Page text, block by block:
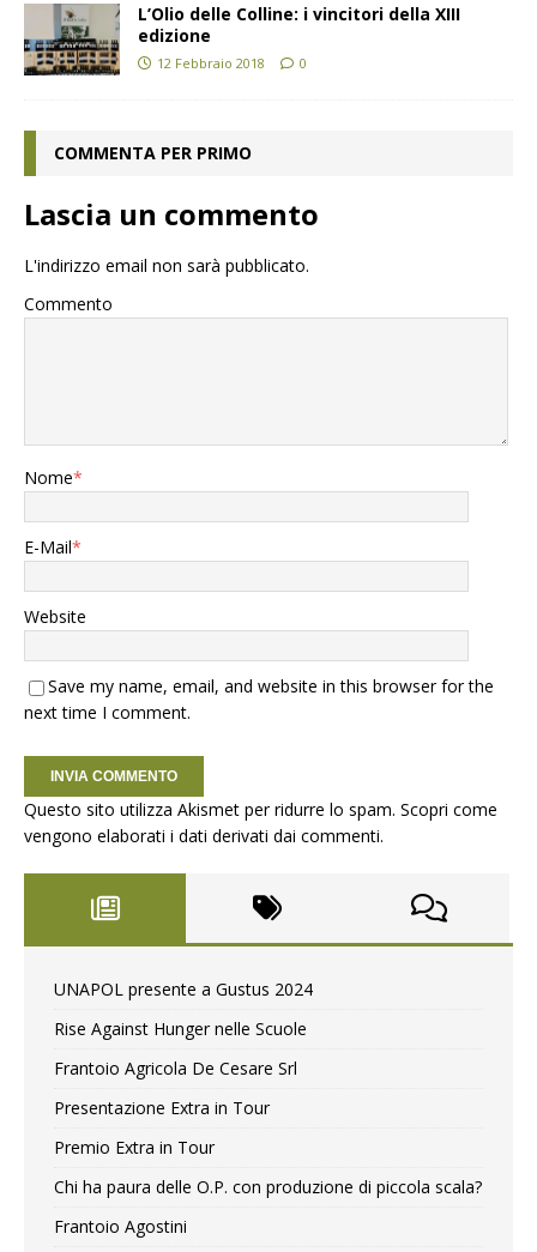
L’Olio delle Colline: i vincitori della XIII
edizione
12 Febbraio 2018 0
COMMENTA PER PRIMO
Lascia un commento
L'indirizzo email non sarà pubblicato.
Commento
Nome*
E-Mail*
Website
Save my name, email, and website in this browser for the
next time I comment.
Questo sito utilizza Akismet per ridurre lo spam. Scopri come
vengono elaborati i dati derivati dai commenti.
UNAPOL presente a Gustus 2024
Rise Against Hunger nelle Scuole
Frantoio Agricola De Cesare Srl
Presentazione Extra in Tour
Premio Extra in Tour
Chi ha paura delle O.P. con produzione di piccola scala?
Frantoio Agostini